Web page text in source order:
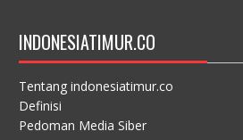
INDONESIATIMUR.CO
Tentang indonesiatimur.co
Definisi
Pedoman Media Siber